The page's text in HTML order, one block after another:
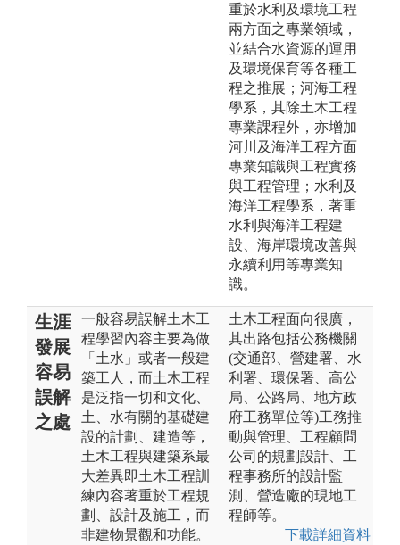
重於水利及環境工程
兩方面之專業領域，
並結合水資源的運用
及環境保育等各種工
程之推展；河海工程
學系，其除土木工程
專業課程外，亦增加
河川及海洋工程方面
專業知識與工程實務
與工程管理；水利及
海洋工程學系，著重
水利與海洋工程建
設、海岸環境改善與
永續利用等專業知
識。
生涯
發展
容易
誤解
之處
一般容易誤解土木工
程學習內容主要為做
「土水」或者一般建
築工人，而土木工程
是泛指一切和文化、
土、水有關的基礎建
設的計劃、建造等，
土木工程與建築系最
大差異即土木工程訓
練內容著重於工程規
劃、設計及施工，而
非建物景觀和功能。
土木工程面向很廣，
其出路包括公務機關
(交通部、營建署、水
利署、環保署、高公
局、公路局、地方政
府工務單位等)工務推
動與管理、工程顧問
公司的規劃設計、工
程事務所的設計監
測、營造廠的現地工
程師等。
下載詳細資料